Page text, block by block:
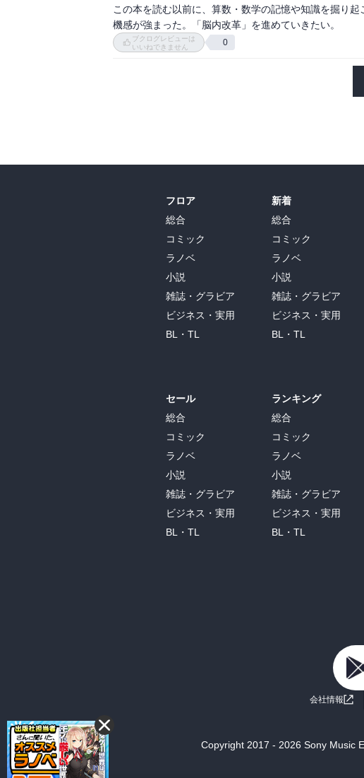
この本を読む以前に、算数・数学の記憶や知識を掘り
機感が強まった。「脳内改革」を進めていきたい。
ブクログレビューは
いいねできません
0
フロア
総合
コミック
ラノベ
小説
雑誌・グラビア
ビジネス・実用
BL・TL
セール
総合
コミック
ラノベ
小説
雑誌・グラビア
ビジネス・実用
BL・TL
新着
総合
コミック
ラノベ
小説
雑誌・グラビア
ビジネス・実用
BL・TL
ランキング
総合
コミック
ラノベ
小説
雑誌・グラビア
ビジネス・実用
BL・TL
会社情報
Copyright 2017 - 2026 Sony Music